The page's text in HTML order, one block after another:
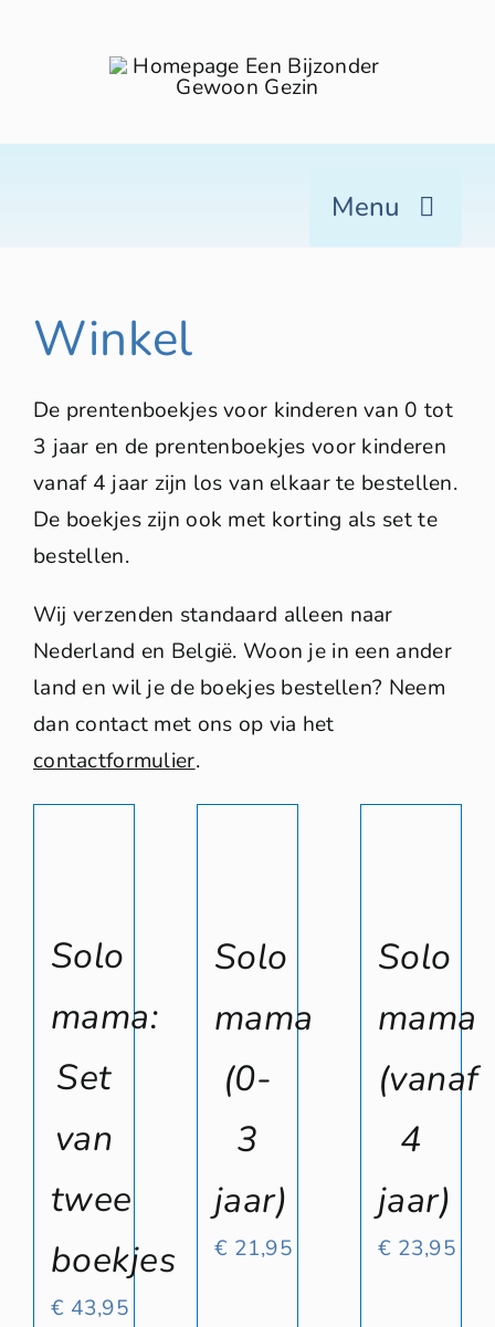
Menu
Winkel
Over ons
Blog
Contact
Reacties
0 artikelen
Winkel
De prentenboekjes voor kinderen van 0 tot
3 jaar en de prentenboekjes voor kinderen
vanaf 4 jaar zijn los van elkaar te bestellen.
De boekjes zijn ook met korting als set te
bestellen.
Wij verzenden standaard alleen naar
Nederland en België. Woon je in een ander
land en wil je de boekjes bestellen? Neem
dan contact met ons op via het
contactformulier.
Solo
mama:
Set
van
twee
boekjes
€ 43,95
Solo
mama
(0-
3
jaar)
€ 21,95
Solo
mama
(vanaf
4
jaar)
€ 23,95